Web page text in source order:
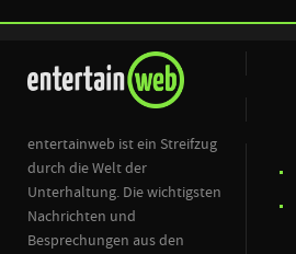
entertainweb ist ein Streifzug
durch die Welt der
Unterhaltung. Die wichtigsten
Nachrichten und
Besprechungen aus den